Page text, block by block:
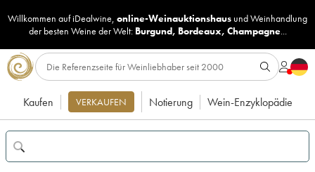
Willkommen auf iDealwine, online-Weinauktionshaus undWeinhandlung
der besten Weine der Welt: Burgund, Bordeaux, Champagne...
Kaufen VERKAUFEN Notierung Wein-Enzyklopädie